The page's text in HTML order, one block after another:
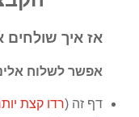
אז איך שולחים
אפשר לשלוח
דף זה (רדו קצת